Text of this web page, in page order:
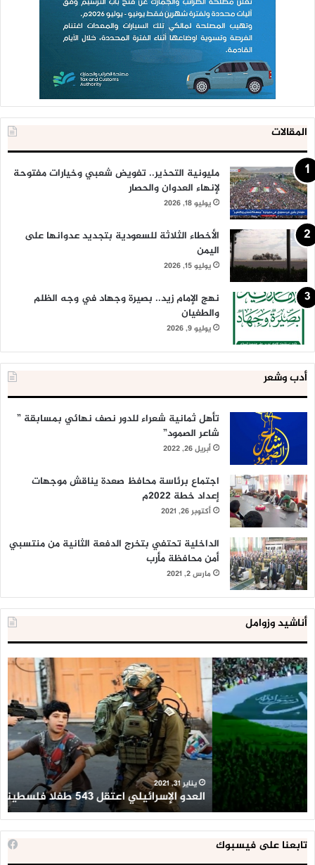
المقالات
مليونية التحذير.. تفويض شعبي وخيارات مفتوحة
لإنهاء العدوان والحصار
يوليو 18, 2026
الأخطاء الثلاثة للسعودية بتجديد عدوانها على
اليمن
يوليو 15, 2026
نهج الإمام زيد.. بصيرة وجهاد في وجه الظلم
والطغيان
يوليو 9, 2026
أدب وشعر
تأهل ثمانية شعراء للدور نصف نهائي بمسابقة ”
شاعر الصمود”
أبريل 26, 2022
اجتماع برئاسة محافظ صعدة يناقش موجهات
إعداد خطة 2022م
أكتوبر 26, 2021
الداخلية تحتفي بتخرج الدفعة الثانية من منتسبي
أمن محافظة مأرب
مارس 2, 2021
أناشيد وزوامل
العدو
الإسرائيلي
اعتقل
543
طفلا
فلسطينيا
خلال
2020
يناير 31, 2021
العدو الإسرائيلي اعتقل 543 طفلا فلسطينيا خلال 2020
تابعنا على فيسبوك